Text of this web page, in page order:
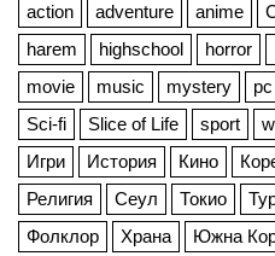
action adventure anime
harem
highschool horror
movie
music mystery pc
Sci-fi
Slice of Life sport
Игри
История Кино
Религия
Сеул Токио
Фолклор
Храна Южна